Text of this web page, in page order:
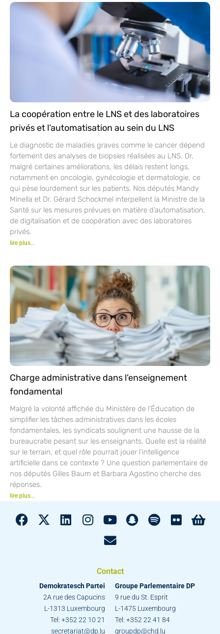
La coopération entre le LNS et des laboratoires
privés et l’automatisation au sein du LNS
Le diagnostic de maladies graves comme le cancer dépend
fortement des analyses de biopsies réalisées au LNS. Or,
malgré certaines améliorations, les délais restent longs,
notamment en oncologie, gynécologie et dermatologie, ce
qui pèse lourdement sur les patients. Nos députés Mandy
Minella et Dr. Gérard Schockmel interpellent la Ministre de la
Santé sur les mesures prévues en matière d’automatisation,
de digitalisation et de coopération avec des laboratoires
privés.
lire plus...
Charge administrative dans l’enseignement
fondamental
Malgré la volonté affichée du Ministère de l’Éducation de
simplifier les tâches administratives dans les écoles
fondamentales, les syndicats soulignent une hausse de la
bureaucratie pesant sur les enseignants. Quelle est la réalité
sur le terrain, et quel rôle pourrait jouer l’intelligence
artificielle dans ce contexte ? Une question parlementaire de
nos députés Gilles Baum et Barbara Agostino cherche des
réponses.
lire plus...
Contact
Demokratesch Partei
2A rue des Capucins
L-1313 Luxembourg
Tel: +352 22 10 21
secretariat@dp.lu
Groupe Parlementaire DP
9 rue du St. Esprit
L-1475 Luxembourg
Tel: +352 22 41 84
groupdp@chd.lu